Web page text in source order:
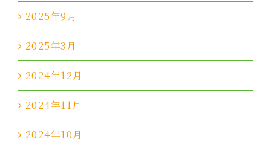
2025年9月
2025年3月
2024年12月
2024年11月
2024年10月